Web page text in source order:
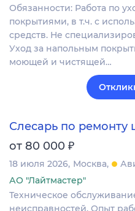
Обязанности: Работа по
покрытиями, в т.ч. с
средств. Не
Уход за напольным
моющей и чистящей…
Слесарь по ремонту
от 80 000 ₽
18 июля 2026 Москва
АО "Лайтмастер"
Техническое
неисправностей. Опыт